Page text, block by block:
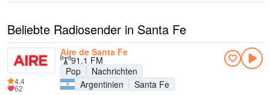
Beliebte Radiosender in Santa Fe
Aire de Santa Fe
91.1 FM
Pop
Nachrichten
Argentinien
Santa Fe
4.4
62